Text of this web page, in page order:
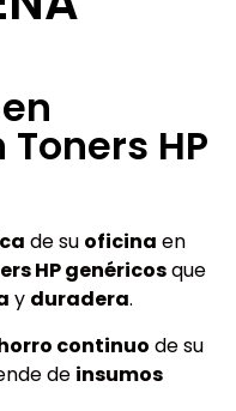
HP
de su oficina en
HP genéricosque
y duradera.
continuo de su
de insumos